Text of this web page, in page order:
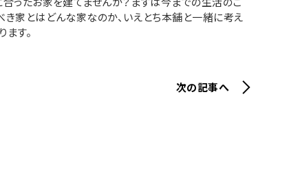
き家とはどんな家なのか、いえとち本舗と一緒に考え
す。
次の記事へ